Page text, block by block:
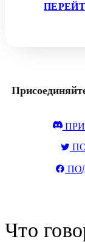
Что